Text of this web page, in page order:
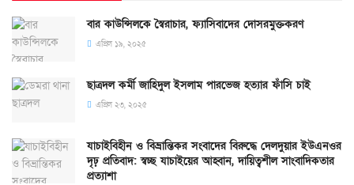
বার কাউন্সিলকে স্বৈরাচার, ফ্যাসিবাদের দোসরমুক্তকরণ
এপ্রিল ১৯, ২০২৫
ছাত্রদল কর্মী জাহিদুল ইসলাম পারভেজ হত্যার ফাঁসি চাই
এপ্রিল ২৩, ২০২৫
যাচাইবিহীন ও বিভ্রান্তিকর সংবাদের বিরুদ্ধে দেলদুয়ার ইউএনওর
দৃঢ় প্রতিবাদ: স্বচ্ছ যাচাইয়ের আহ্বান, দায়িত্বশীল সাংবাদিকতার
প্রত্যাশা